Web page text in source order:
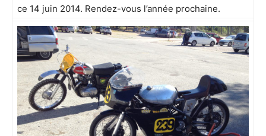
ce 14 juin 2014. Rendez-vous l’année prochaine.